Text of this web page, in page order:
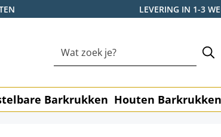
LEVERING IN 1-3
Barkrukken Houten Barkrukken